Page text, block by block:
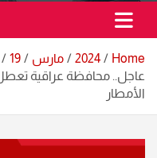
Home
2024 مارس
19
عاجل.. محافظة عراقية
الأمطار